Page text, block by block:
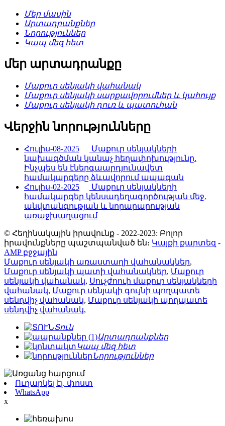
Մեր մասին
Արտադրանքներ
Նորություններ
Կապ մեզ հետ
մեր արտադրանքը
Մաքուր սենյակի վահանակ
Մաքուր սենյակի սարքավորումներ և կահույք
Մաքուր սենյակի դուռ և պատուհան
Վերջին նորությունները
Հուլիս-08-2025
Մաքուր սենյակների
նախագծման կանաչ հեղափոխությունը.
Ինչպես են էներգաարդյունավետ
համակարգերը ձևավորում ապագան
Հուլիս-02-2025
Մաքուր սենյակների
համակարգեր կենսադեղագործության մեջ.
անվտանգության և նորարարության
առաջխաղացում
© Հեղինակային իրավունք - 2022-2023: Բոլոր
իրավունքները պաշտպանված են։ Կայքի քարտեզ -
AMP բջջային
Մաքուր սենյակի առաստաղի վահանակներ,
Մաքուր սենյակի պատի վահանակներ, Մաքուր
սենյակի վահանակ, Սուչժոուի մաքուր սենյակների
վահանակ, Մաքուր սենյակի գույնի պողպատե
սենդվիչ վահանակ, Մաքուր սենյակի պողպատե
սենդվիչ վահանակ,
Տուն
Արտադրանքներ
Կապ մեզ հետ
Նորություններ
Ուղարկել էլ. փոստ
WhatsApp
x